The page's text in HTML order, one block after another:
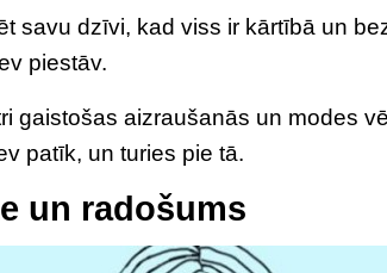
savu dzīvi, kad viss ir kārtībā un
piestāv.
gaistošas aizraušanās un modes
patīk, un turies pie tā.
un radošums